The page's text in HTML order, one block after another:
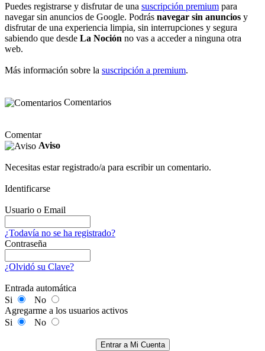
Puedes registrarse y disfrutar de una suscripción premium para
navegar sin anuncios de Google. Podrás navegar sin anuncios y
disfrutar de una experiencia limpia, sin interrupciones y segura
sabiendo que desde La Noción no vas a acceder a ninguna otra
web.
Más información sobre la suscripción a premium.
Comentarios
Comentar
Aviso
Necesitas estar registrado/a para escribir un comentario.
Identificarse
Usuario o Email
¿Todavía no se ha registrado?
Contraseña
¿Olvidó su Clave?
Entrada automática
Si
No
Agregarme a los usuarios activos
Si
No
Entrar a Mi Cuenta